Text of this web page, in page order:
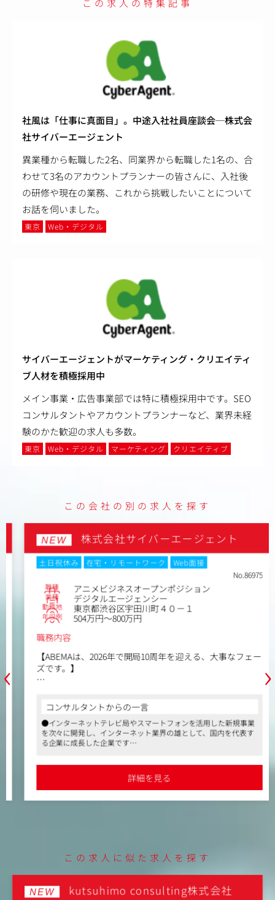
社風は「仕事に真面目」。中途入社社員座談会─株式会
社サイバーエージェント
異業種から転職した2名、同業界から転職した1名の、合
わせて3名のアカウントプランナーの皆さんに、入社後
の研修や現在の業務、これから挑戦したいことについて
お話を伺いました。
東京 Web・デジタル
サイバーエージェントがマーケティング・クリエイティ
ブ人材を積極採用中
メイン事業・広告事業部では特に積極採用中です。SEO
コンサルタントやアカウントプランナーなど、業界未経
験のかた歓迎の求人も多数。
東京 Web・デジタル マーケティング クリエイティブ
この会社の別の求人を探す
‹
NEW 株式会社サイバーエージェント
土日祝休み 在宅・リモートワーク
Web面接
No.86975
職種 アニメビジネスオープンポジション
業種 デジタルエージェンシー
勤務地 東京都渋谷区宇田川町４０－１
年収例
504万円～800万円
職務内容
【ABEMAは、2026年で開局10周年を迎える、大事なフェー
ズです。】
によって2016年に設立され、「新しい未来のテレビ」とし
て幅広いジャンルのコンテンツを視聴者に提供していま
す。ニュース、スポーツ、アニメ、バラエティなど、幅広
いジャンルをを24時間365日「無料」で楽しめるだけでな
く、ABEMAならではのオリジナルコンテンツやスポーツの
私たちは、リアルタイム配信とオンデマンド視聴を組み合
直近ではアニメや縦読み漫画や実写ドラマ、2.5次元舞台と
いった分野にも事業領域を広げ、全世界に感動と熱狂を届
けるコンテンツ作りに力を入れております。
コンサルタントからの一言
●インターネットテレビ局やスマートフォンを活用した新規事業
を次々に開発し、インターネット業界の雄として、国内を代表す
る企業に成長した企業です
アサインされ、早くからWebマーケティングの知見を獲得できま
●週2日リモート可能、女性活躍促進制度、どこでもルール（勤
続年数が丸5年以上の正社員に月5万円の家賃補助）など、ユニー
クで充実した福利厚生も魅力です
詳細を見る
›
この求人に似た求人を探す
宝印刷株式会社